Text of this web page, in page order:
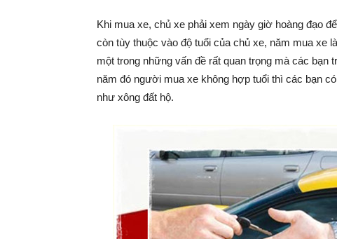
Khi mua xe, chủ xe phải xem ngày giờ hoàng đạo
còn tùy thuộc vào độ tuổi của chủ xe, năm mua xe
một trong những vấn đề rất quan trọng mà các
năm đó người mua xe không hợp tuổi thì các bạn
như xông đất hộ.